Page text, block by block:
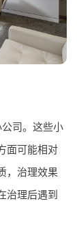
司。这些小
面可能相对
，治理效果
治理后遇到